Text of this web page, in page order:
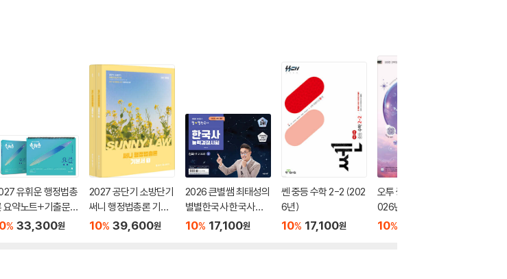
유휘운 행정법총
요약노트+기출문제
.플.)
% 33,300원
2027 공단기 소방단기
써니 행정법총론 기본
서
10% 39,600원
2026 큰별쌤 최태성의
별별한국사 한국사능
력검정시험 심화(1,2,3
10% 17,100원
쎈 중등 수학 2-2 (202
6년)
10% 17,100원
오투 중학 과학 2-2 (2
026년)
10%